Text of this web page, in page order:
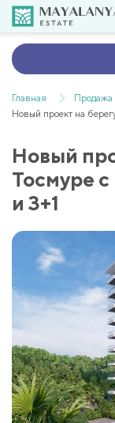
Главная
Продажа
Новый проект на
Новый
Тосмуре с
и 3+1